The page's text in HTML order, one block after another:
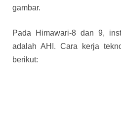
gambar.
Pada Himawari-8 dan 9,
adalah AHI. Cara kerja
berikut: